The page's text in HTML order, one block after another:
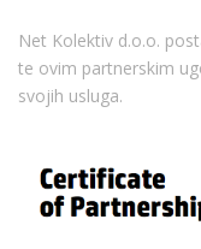
Net Kolektiv d.o.o.
te ovim partnerskim
svojih usluga.